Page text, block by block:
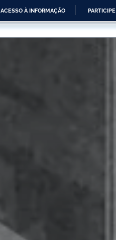
IR
ACESSO À INFORMAÇÃO PARTICIPE